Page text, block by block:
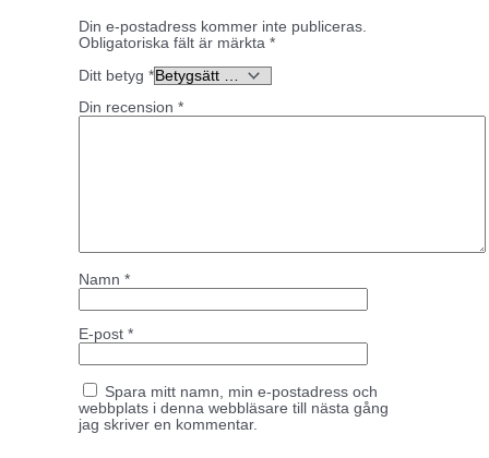
Din e-postadress kommer inte publiceras.
Obligatoriska fält är märkta *
Ditt betyg *
Din recension *
Namn *
E-post *
Spara mitt namn, min e-postadress och
webbplats i denna webbläsare till nästa gång
jag skriver en kommentar.